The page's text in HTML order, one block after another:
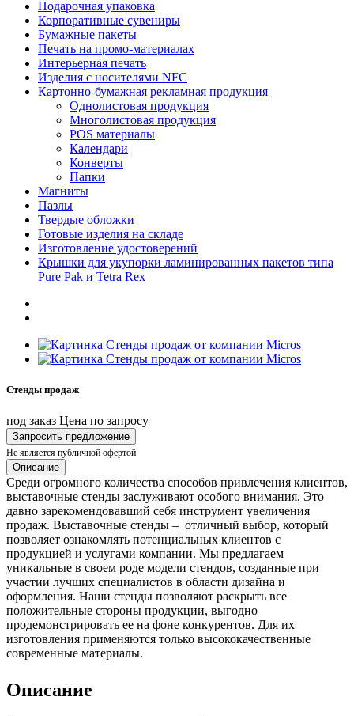
Подарочная упаковка
Корпоративные сувениры
Бумажные пакеты
Печать на промо-материалах
Интерьерная печать
Изделия с носителями NFC
Картонно-бумажная рекламная продукция
Однолистовая продукция
Многолистовая продукция
POS материалы
Календари
Конверты
Папки
Магниты
Пазлы
Твердые обложки
Готовые изделия на складе
Изготовление удостоверений
Крышки для укупорки ламинированных пакетов типа
Pure Pak и Tetra Rex
Стенды продаж
под заказ Цена по запросу
Запросить предложение
Не является публичной офертой
Описание
Среди огромного количества способов привлечения клиентов,
выставочные стенды заслуживают особого внимания. Это
давно зарекомендовавший себя инструмент увеличения
продаж. Выставочные стенды – отличный выбор, который
позволяет ознакомлять потенциальных клиентов с
продукцией и услугами компании. Мы предлагаем
уникальные в своем роде модели стендов, созданные при
участии лучших специалистов в области дизайна и
оформления. Наши стенды позволяют раскрыть все
положительные стороны продукции, выгодно
продемонстрировать ее на фоне конкурентов. Для их
изготовления применяются только высококачественные
современные материалы.
Описание